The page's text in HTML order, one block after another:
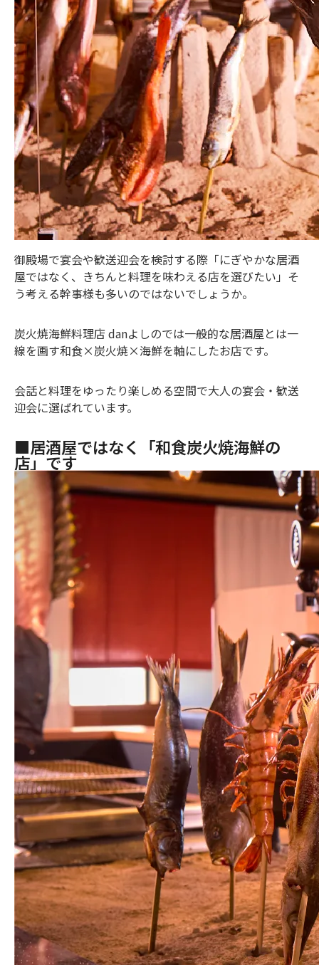
御殿場で宴会や歓送迎会を検討する際「にぎやかな居酒
屋ではなく、きちんと料理を味わえる店を選びたい」そ
う考える幹事様も多いのではないでしょうか。
炭火焼海鮮料理店 danよしのでは一般的な居酒屋とは一
線を画す和食×炭火焼×海鮮を軸にしたお店です。
会話と料理をゆったり楽しめる空間で大人の宴会・歓送
迎会に選ばれています。
■居酒屋ではなく「和食炭火焼海鮮の
店」です